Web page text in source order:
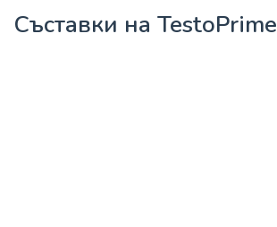
Съставки на TestoPrime